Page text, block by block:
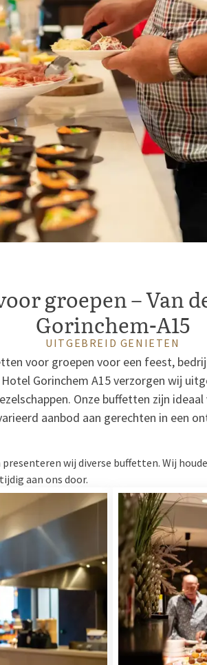
groepen – Van
Gorinchem-A15
UITGEBREID GENIETEN
voor groepen voor een feest,
Hotel Gorinchem A15 verzorgen wij
Onze buffetten zijn
aanbod aan gerechten in een
wij diverse buffetten. Wij
aan ons door.